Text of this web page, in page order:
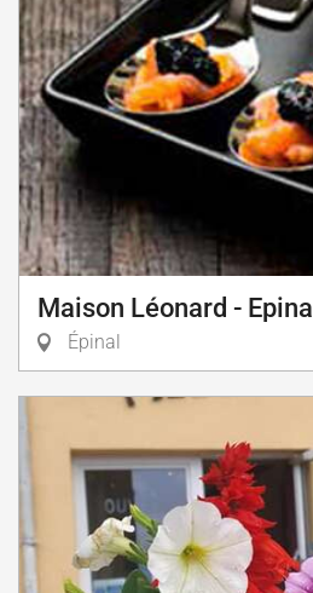
Maison Léonard - Epinal
Épinal